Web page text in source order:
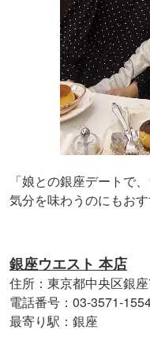
「娘との銀座デートで
気分を味わうのにもおす
銀座ウエスト 本店
住所：東京都中央区銀
電話番号：03-3571-
最寄り駅：銀座